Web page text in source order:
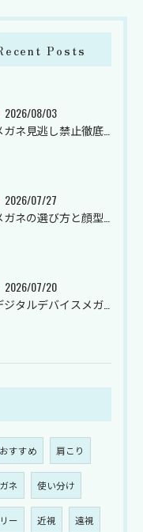
Posts
2026/08/03
2026/07/27
2026/07/20
おすすめ 肩こり
ネ 使い分け
ー 近視 遠視